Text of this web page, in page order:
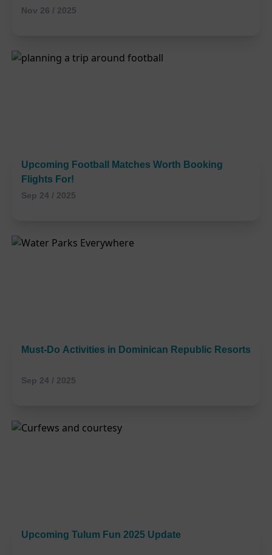
Nov 26 / 2025
Upcoming Football Matches Worth Booking
Flights For!
Sep 24 / 2025
Must-Do Activities in Dominican Republic Resorts
Sep 24 / 2025
Upcoming Tulum Fun 2025 Update